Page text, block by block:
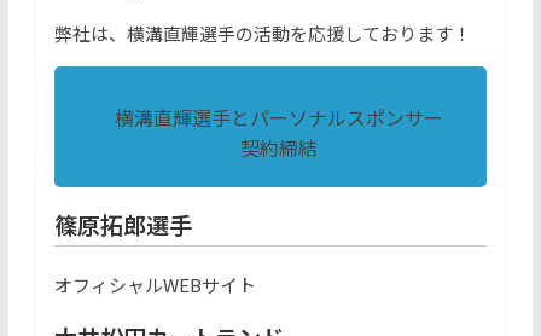
弊社は、横溝直輝選手の活動を応援しております！
横溝直輝選手とパーソナルスポンサー
契約締結
篠原拓郎選手
オフィシャルWEBサイト